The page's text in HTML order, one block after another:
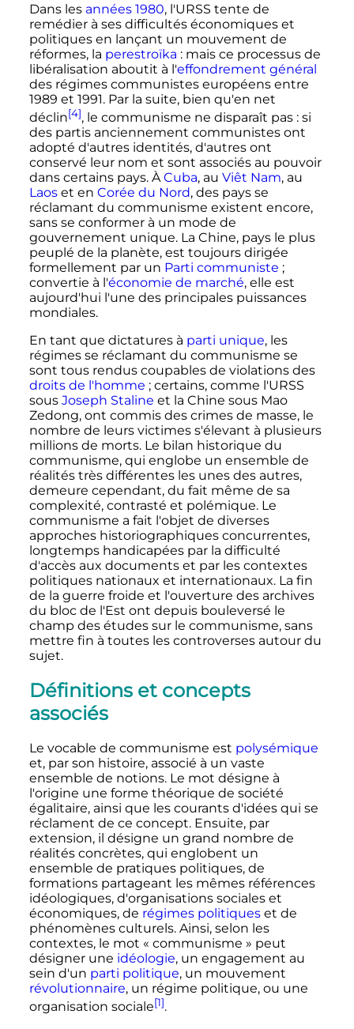
Dans les années 1980, l'URSS tente de
remédier à ses difficultés économiques et
politiques en lançant un mouvement de
réformes, la perestroïka : mais ce processus de
libéralisation aboutit à l'effondrement général
des régimes communistes européens entre
1989 et 1991. Par la suite, bien qu'en net
déclin[4], le communisme ne disparaît pas : si
des partis anciennement communistes ont
adopté d'autres identités, d'autres ont
conservé leur nom et sont associés au pouvoir
dans certains pays. ÀCuba, au Viêt Nam, au
Laoset en Corée du Nord, des pays se
réclamant du communisme existent encore,
sans se conformer à un mode de
gouvernement unique. La Chine, pays le plus
peuplé de la planète, est toujours dirigée
formellement par un Parti communiste ;
convertie à l'économie de marché, elle est
aujourd'hui l'une des principales puissances
mondiales.
En tant que dictatures à parti unique, les
régimes se réclamant du communisme se
sont tous rendus coupables de violations des
droits de l'homme ; certains, comme l'URSS
sous Joseph Staline et la Chine sous Mao
Zedong, ont commis des crimes de masse, le
nombre de leurs victimes s'élevant à plusieurs
millions de morts. Le bilan historique du
communisme, qui englobe un ensemble de
réalités très différentes les unes des autres,
demeure cependant, du fait même de sa
complexité, contrasté et polémique. Le
communisme a fait l'objet de diverses
approches historiographiques concurrentes,
longtemps handicapées par la difficulté
d'accès aux documents et par les contextes
politiques nationaux et internationaux. La fin
de la guerre froide et l'ouverture des archives
du bloc de l'Est ont depuis bouleversé le
champ des études sur le communisme, sans
mettre fin à toutes les controverses autour du
sujet.
Définitions et concepts
associés
Le vocable de communisme est polysémique
et, par son histoire, associé à un vaste
ensemble de notions. Le mot désigne à
l'origine une forme théorique de société
égalitaire, ainsi que les courants d'idées qui se
réclament de ce concept. Ensuite, par
extension, il désigne un grand nombre de
réalités concrètes, qui englobent un
ensemble de pratiques politiques, de
formations partageant les mêmes références
idéologiques, d'organisations sociales et
économiques, de régimes politiqueset de
phénomènes culturels. Ainsi, selon les
contextes, le mot « communisme » peut
désigner une idéologie, un engagement au
sein d'un parti politique, un mouvement
révolutionnaire, un régime politique, ou une
organisation sociale[1].